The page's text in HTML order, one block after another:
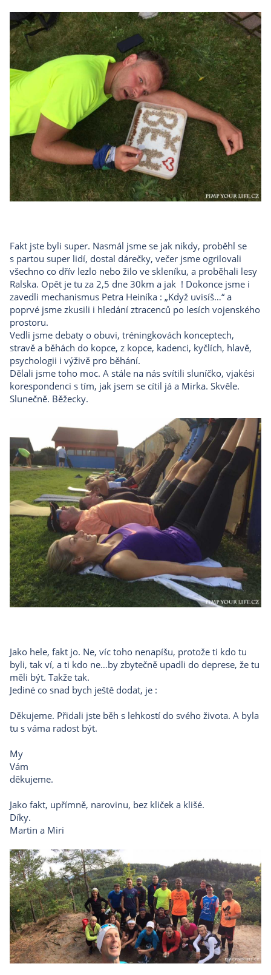
Fakt jste byli super. Nasmál jsme se jak nikdy, proběhl se
s partou super lidí, dostal dárečky, večer jsme ogrilovali
všechno co dřív lezlo nebo žilo ve skleníku, a proběhali lesy
Ralska. Opět je tu za 2,5 dne 30km a jak ! Dokonce jsme i
zavedli mechanismus Petra Heiníka : „Když uvisíš…“ a
poprvé jsme zkusili i hledání ztracenců po lesích vojenského
prostoru.
Vedli jsme debaty o obuvi, tréningkovách konceptech,
stravě a běhách do kopce, z kopce, kadenci, kyčlích, hlavě,
psychologii i výživě pro běhání.
Dělali jsme toho moc. A stále na nás svítili sluníčko, vjakési
korespondenci s tím, jak jsem se cítil já a Mirka. Skvěle.
Slunečně. Běžecky.
Jako hele, fakt jo. Ne, víc toho nenapíšu, protože ti kdo tu
byli, tak ví, a ti kdo ne…by zbytečně upadli do deprese, že tu
měli být. Takže tak.
Jediné co snad bych ještě dodat, je :
Děkujeme. Přidali jste běh s lehkostí do svého života. A byla
tu s váma radost být.
My
Vám
děkujeme.
Jako fakt, upřímně, narovinu, bez kliček a klišé.
Díky.
Martin a Miri